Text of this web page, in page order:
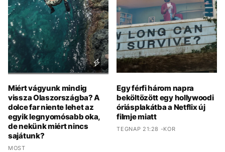
Miért vágyunk mindig
vissza Olaszországba? A
dolce far niente lehet az
egyik legnyomósabb oka,
de nekünk miért nincs
sajátunk?
MOST
Egy férfi három napra
beköltözött egy hollywoodi
óriásplakátba a Netflix új
filmje miatt
TEGNAP 21:28 -KOR